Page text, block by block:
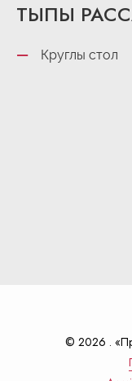
ТЫПЫ
Круглы стол
© 2026 .